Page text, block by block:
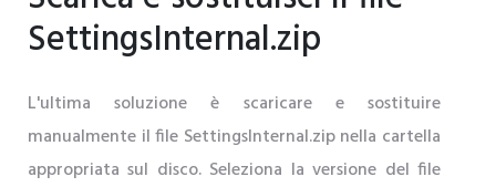
SettingsInternal.zip
L'ultima soluzione è scaricare e sostituire
manualmente il file SettingsInternal.zip nella cartella
appropriata sul disco. Seleziona la versione del file